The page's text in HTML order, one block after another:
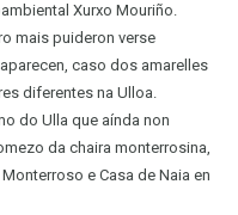
Xurxo Mouriño.
mais puideron verse
caso dos amarelles
diferentes na Ulloa.
do Ulla que aínda non
da chaira monterrosina,
e Casa de Naia en